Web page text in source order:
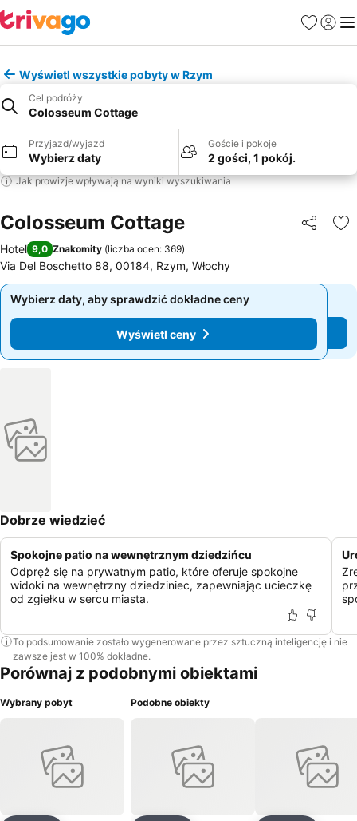
Ulubione
Wyświetl wszystkie pobyty w Rzym
Cel podróży
Colosseum Cottage
Przyjazd/wyjazd
Wybierz daty
Goście i pokoje
2 gości, 1 pokój.
Jak prowizje wpływają na wyniki wyszukiwania
Colosseum Cottage
Hotel 9,0 Znakomity (liczba ocen: 369)
Via Del Boschetto 88, 00184, Rzym, Włochy
Wybierz daty, aby sprawdzić dokładne ceny
Wyświetl ceny
Wybierz daty, aby sprawdzić dokładne ceny
Wyświetl ceny
Dobrze wiedzieć
Spokojne patio na wewnętrznym dziedzińcu
Odpręż się na prywatnym patio, które oferuje spokojne
widoki na wewnętrzny dziedziniec, zapewniając ucieczkę
od zgiełku w sercu miasta.
To podsumowanie zostało wygenerowane przez sztuczną inteligencję i nie
zawsze jest w 100% dokładne.
Porównaj z podobnymi obiektami
Wybrany pobyt Podobne obiekty